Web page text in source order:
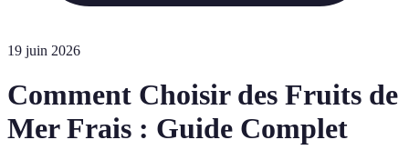
19 juin 2026
Comment Choisir des Fruits de
Mer Frais : Guide Complet